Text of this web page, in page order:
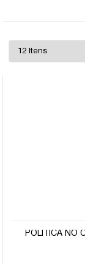
POLÍTICA NO